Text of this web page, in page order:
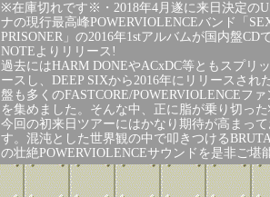
※在庫切れです※・2018年4月遂に来日決定の
ナの現行最高峰POWERVIOLENCEバンド「
PRISONER」の2016年1stアルバムが国内盤CD
NOTEよりリリース!
過去にはHARM DONEやACxDC等ともスプリ
ースし、DEEP SIXから2016年にリリースされ
盤も多くのFASTCORE/POWERVIOLENCEフ
を集めました。そんな中、正に脂が乗り切っ
今回の初来日ツアーにはかなり期待が高まって
す。混沌とした世界観の中で叩きつける
の壮絶POWERVIOLENCEサウンドを是非ご堪